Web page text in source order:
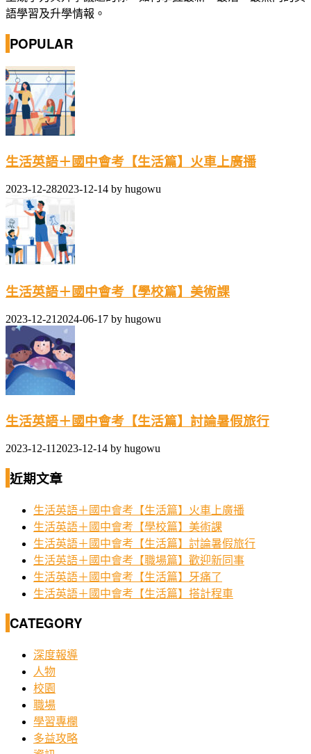
語學習及升學情報。
POPULAR
生活英語＋國中會考【生活篇】火車上廣播
2023-12-282023-12-14 by hugowu
生活英語＋國中會考【學校篇】美術課
2023-12-21 2024-06-17 by hugowu
生活英語＋國中會考【生活篇】討論暑假旅行
2023-12-11 2023-12-14 by hugowu
近期文章
生活英語＋國中會考【生活篇】火車上廣播
生活英語＋國中會考【學校篇】美術課
生活英語＋國中會考【生活篇】討論暑假旅行
生活英語＋國中會考【職場篇】歡迎新同事
生活英語＋國中會考【生活篇】牙痛了
生活英語＋國中會考【生活篇】搭計程車
CATEGORY
深度報導
人物
校園
職場
學習專欄
多益攻略